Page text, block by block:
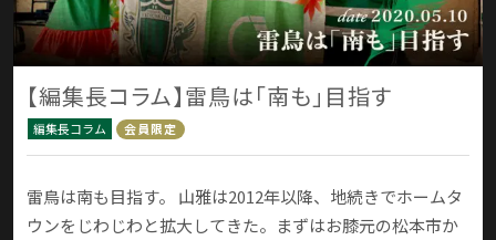
【編集長コラム】雷鳥は「南も」目指す
編集長コラム 会員限定
雷鳥は南も目指す。 山雅は2012年以降、地続きでホームタ
ウンをじわじわと拡大してきた。まずはお膝元の松本市か